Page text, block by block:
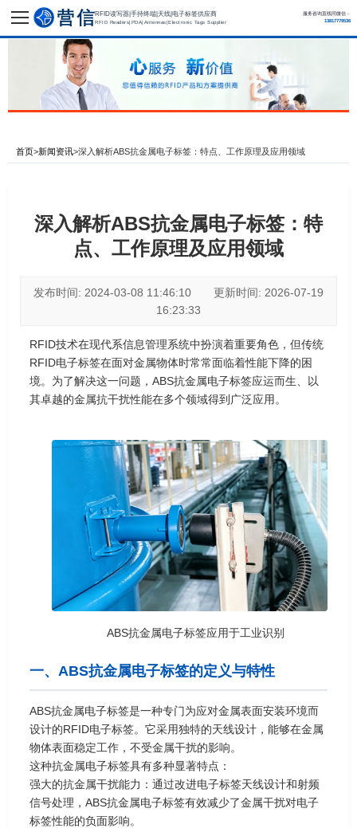
RFID读写器|手持终端|天线|电子标签供应商
RFID Readers|PDA|Antennas|Electronic Tags Supplier
服务咨询直线同微信：
13817779536
首页>新闻资讯>深入解析ABS抗金属电子标签：特点、工作原理及应用领域
深入解析ABS抗金属电子标签：特
点、工作原理及应用领域
发布时间: 2024-03-08 11:46:10 更新时间: 2026-07-19
16:23:33
RFID技术在现代系信息管理系统中扮演着重要角色，但传统
RFID电子标签在面对金属物体时常常面临着性能下降的困
境。为了解决这一问题，ABS抗金属电子标签应运而生、以
其卓越的金属抗干扰性能在多个领域得到广泛应用。
ABS抗金属电子标签应用于工业识别
一、ABS抗金属电子标签的定义与特性
ABS抗金属电子标签是一种专门为应对金属表面安装环境而
设计的RFID电子标签。它采用独特的天线设计，能够在金属
物体表面稳定工作，不受金属干扰的影响。
这种抗金属电子标签具有多种显著特点：
强大的抗金属干扰能力：通过改进电子标签天线设计和射频
信号处理，ABS抗金属电子标签有效减少了金属干扰对电子
标签性能的负面影响。